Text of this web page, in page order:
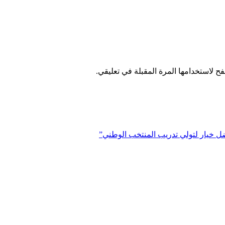
لاستخدامها المرة المقبلة في تعليقي.
خيار لتولي تدريب المنتخب الوطني”